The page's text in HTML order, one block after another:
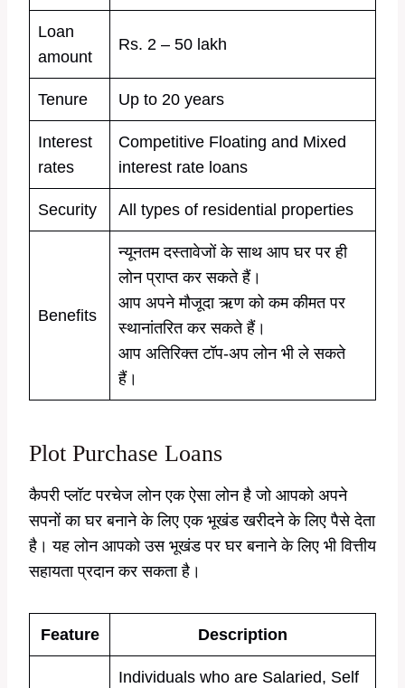
Loan
amount
Rs. 2 – 50 lakh
Tenure Up to 20 years
Interest
rates
Competitive Floating and Mixed
interest rate loans
Security All types of residential properties
Benefits
न्यूनतम दस्तावेजों के साथ आप घर पर ही
लोन प्राप्त कर सकते हैं।
आप अपने मौजूदा ऋण को कम कीमत पर
स्थानांतरित कर सकते हैं।
आप अतिरिक्त टॉप-अप लोन भी ले सकते
हैं।
Plot Purchase Loans
कैपरी प्लॉट परचेज लोन एक ऐसा लोन है जो आपको अपने
सपनों का घर बनाने के लिए एक भूखंड खरीदने के लिए पैसे देता
है। यह लोन आपको उस भूखंड पर घर बनाने के लिए भी वित्तीय
सहायता प्रदान कर सकता है।
Feature Description
Individuals who are Salaried, Self